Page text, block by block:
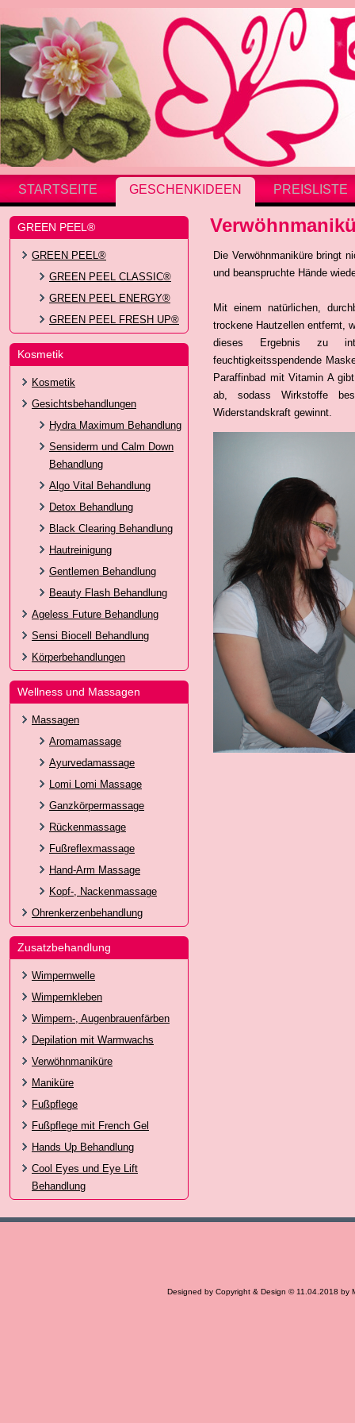
STARTSEITE GESCHENKIDEEN PREISLISTE
GREEN PEEL®
GREEN PEEL®
GREEN PEEL CLASSIC®
GREEN PEEL ENERGY®
GREEN PEEL FRESH UP®
Kosmetik
Kosmetik
Gesichtsbehandlungen
Hydra Maximum Behandlung
Sensiderm und Calm Down
Behandlung
Algo Vital Behandlung
Detox Behandlung
Black Clearing Behandlung
Hautreinigung
Gentlemen Behandlung
Beauty Flash Behandlung
Ageless Future Behandlung
Sensi Biocell Behandlung
Körperbehandlungen
Wellness und Massagen
Massagen
Aromamassage
Ayurvedamassage
Lomi Lomi Massage
Ganzkörpermassage
Rückenmassage
Fußreflexmassage
Hand-Arm Massage
Kopf-, Nackenmassage
Ohrenkerzenbehandlung
Zusatzbehandlung
Wimpernwelle
Wimpernkleben
Wimpern-, Augenbrauenfärben
Depilation mit Warmwachs
Verwöhnmaniküre
Maniküre
Fußpflege
Fußpflege mit French Gel
Hands Up Behandlung
Cool Eyes und Eye Lift
Behandlung
Die Verwöhnmaniküre bringt
und beanspruchte Hände
Mit einem natürlichen,
trockene Hautzellen entfernt,
dieses Ergebnis zu
feuchtigkeitsspendende
Paraffinbad mit Vitamin A
ab, sodass Wirkstoffe
Widerstandskraft gewinnt.
Designed by Copyright & Design © 11.04.2018 by